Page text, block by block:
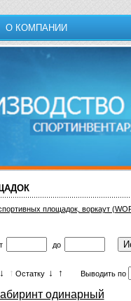
О КОМПАНИИ
площадок, воркаут
до
↓ ↑ Остатку ↓ ↑ Выводить по
одинарный